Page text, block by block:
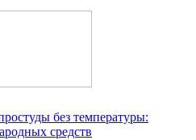
без температуры:
средств